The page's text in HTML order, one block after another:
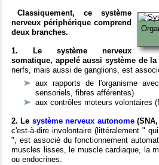
Classiquement, ce système
nerveux périphérique comprend
deux branches.
1. Le système nerveux
somatique, appelé aussi système de
nerfs, mais aussi de ganglions, est
aux rapports de l'organisme
sensoriels, fibres afférentes)
aux contrôles moteurs volontaires
2. Le système nerveux autonome(SNA,
c'est-à-dire involontaire (littéralement "
", est associé du fonctionnement
muscles lisses, le muscle cardiaque, la
ou endocrines.